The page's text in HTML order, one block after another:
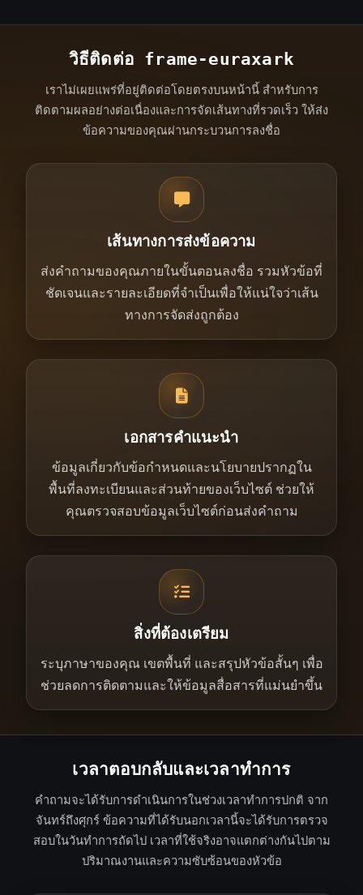
วิธีติดต่อ frame-euraxark
เราไม่เผยแพร่ที่อยู่ติดต่อโดยตรงบนหน้านี้ สำหรับการ
ติดตามผลอย่างต่อเนื่องและการจัดเส้นทางที่รวดเร็ว ให้ส่ง
ข้อความของคุณผ่านกระบวนการลงชื่อ
เส้นทางการส่งข้อความ
ส่งคำถามของคุณภายในขั้นตอนลงชื่อ รวมหัวข้อที่
ชัดเจนและรายละเอียดที่จำเป็นเพื่อให้แน่ใจว่าเส้น
ทางการจัดส่งถูกต้อง
เอกสารคำแนะนำ
ข้อมูลเกี่ยวกับข้อกำหนดและนโยบายปรากฏใน
พื้นที่ลงทะเบียนและส่วนท้ายของเว็บไซต์ ช่วยให้
คุณตรวจสอบข้อมูลเว็บไซต์ก่อนส่งคำถาม
สิ่งที่ต้องเตรียม
ระบุภาษาของคุณ เขตพื้นที่ และสรุปหัวข้อสั้นๆ เพื่อ
ช่วยลดการติดตามและให้ข้อมูลสื่อสารที่แม่นยำขึ้น
เวลาตอบกลับและเวลาทำการ
คำถามจะได้รับการดำเนินการในช่วงเวลาทำการปกติ จาก
จันทร์ถึงศุกร์ ข้อความที่ได้รับนอกเวลานี้จะได้รับการตรวจ
สอบในวันทำการถัดไป เวลาที่ใช้จริงอาจแตกต่างกันไปตาม
ปริมาณงานและความซับซ้อนของหัวข้อ